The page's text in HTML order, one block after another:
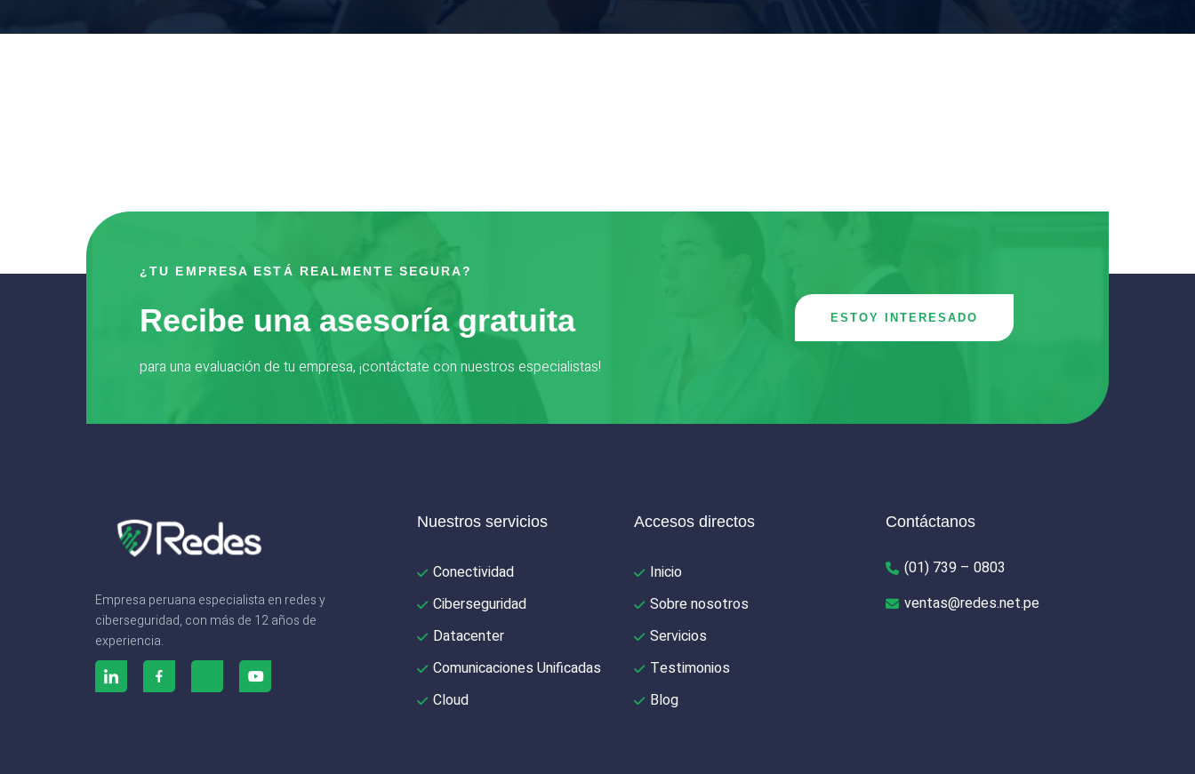
¿TU EMPRESA ESTÁ REALMENTE SEGURA?
Recibe una asesoría gratuita
para una evaluación de tu empresa, ¡contáctate con nuestros especialistas!
ESTOY INTERESADO
Empresa peruana especialista en redes y
ciberseguridad, con más de 12 años de
experiencia.
Nuestros servicios
Conectividad
Ciberseguridad
Datacenter
Comunicaciones Unificadas
Cloud
Accesos directos
Inicio
Sobre nosotros
Servicios
Testimonios
Blog
Contáctanos
(01) 739 – 0803
ventas@redes.net.pe